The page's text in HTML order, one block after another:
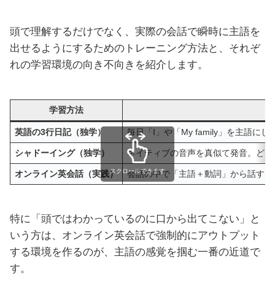
頭で理解するだけでなく、実際の会話で瞬時に主語を
出せるようにするためのトレーニング方法と、それぞ
れの学習環境の向き不向きを紹介します。
学習方法
英語の3行日記（独学） 毎日「I」や「My family」を主語にし
シャドーイング（独学） ネイティブの音声を真似て発音。ど
オンライン英会話（実践） 会話の中で「主語＋動詞」から話す
スクロールできます
特に「頭ではわかっているのに口から出てこない」と
いう方は、オンライン英会話で強制的にアウトプット
する環境を作るのが、主語の感覚を掴む一番の近道で
す。